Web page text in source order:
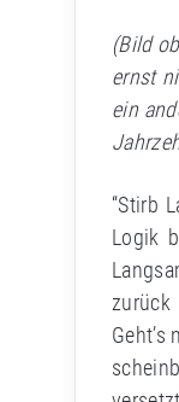
(Bild
ernst
ein
“Stirb
Logik
zurück